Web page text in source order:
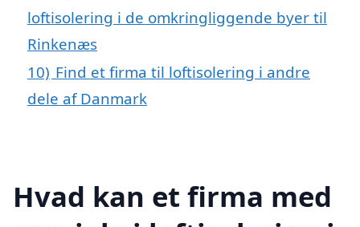
loftisolering i de omkringliggende byer til
Rinkenæs
10) Find et firma til loftisolering i andre
dele af Danmark
Hvad kan et firma med